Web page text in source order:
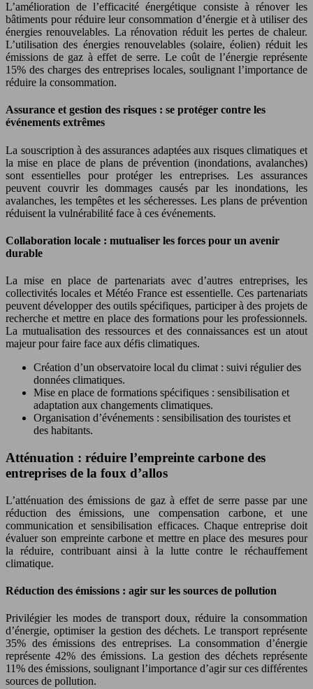
L’amélioration de l’efficacité énergétique consiste à rénover les
bâtiments pour réduire leur consommation d’énergie et à utiliser des
énergies renouvelables. La rénovation réduit les pertes de chaleur.
L’utilisation des énergies renouvelables (solaire, éolien) réduit les
émissions de gaz à effet de serre. Le coût de l’énergie représente
15% des charges des entreprises locales, soulignant l’importance de
réduire la consommation.
Assurance et gestion des risques : se protéger contre les
événements extrêmes
La souscription à des assurances adaptées aux risques climatiques et
la mise en place de plans de prévention (inondations, avalanches)
sont essentielles pour protéger les entreprises. Les assurances
peuvent couvrir les dommages causés par les inondations, les
avalanches, les tempêtes et les sécheresses. Les plans de prévention
réduisent la vulnérabilité face à ces événements.
Collaboration locale : mutualiser les forces pour un avenir
durable
La mise en place de partenariats avec d’autres entreprises, les
collectivités locales et Météo France est essentielle. Ces partenariats
peuvent développer des outils spécifiques, participer à des projets de
recherche et mettre en place des formations pour les professionnels.
La mutualisation des ressources et des connaissances est un atout
majeur pour faire face aux défis climatiques.
Création d’un observatoire local du climat : suivi régulier des
données climatiques.
Mise en place de formations spécifiques : sensibilisation et
adaptation aux changements climatiques.
Organisation d’événements : sensibilisation des touristes et
des habitants.
Atténuation : réduire l’empreinte carbone des
entreprises de la foux d’allos
L’atténuation des émissions de gaz à effet de serre passe par une
réduction des émissions, une compensation carbone, et une
communication et sensibilisation efficaces. Chaque entreprise doit
évaluer son empreinte carbone et mettre en place des mesures pour
la réduire, contribuant ainsi à la lutte contre le réchauffement
climatique.
Réduction des émissions : agir sur les sources de pollution
Privilégier les modes de transport doux, réduire la consommation
d’énergie, optimiser la gestion des déchets. Le transport représente
35% des émissions des entreprises. La consommation d’énergie
représente 42% des émissions. La gestion des déchets représente
11% des émissions, soulignant l’importance d’agir sur ces différentes
sources de pollution.